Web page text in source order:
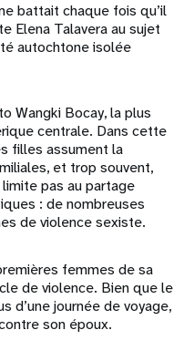
battait chaque fois qu’il
Elena Talavera au sujet
autochtone isolée
Wangki Bocay, la plus
centrale. Dans cette
filles assument la
et trop souvent,
pas au partage
: de nombreuses
de violence sexiste.
femmes de sa
de violence. Bien que le
d’une journée de voyage,
son époux.